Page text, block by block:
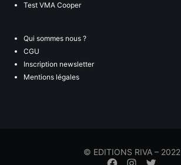
Test VMA Cooper
Qui sommes nous ?
CGU
Inscription newsletter
Mentions légales
© EDITIONS RIVA – 2022
Élément